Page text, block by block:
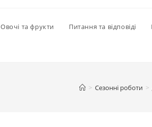
Овочі та фрукти Питання та відповіді
> Сезонні роботи >